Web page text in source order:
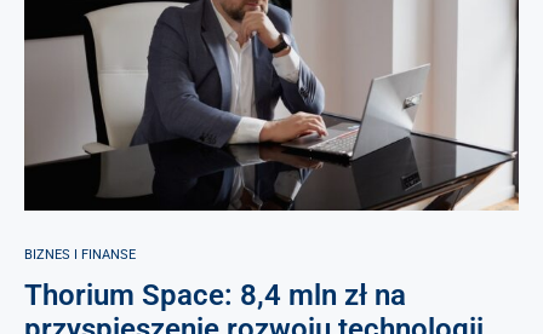
BIZNES I FINANSE
Thorium Space: 8,4 mln zł na